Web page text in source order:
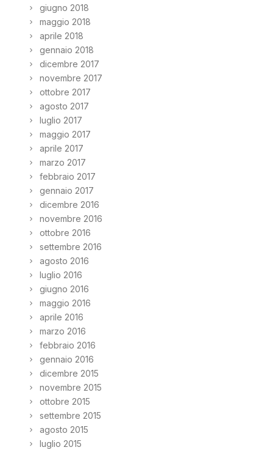
giugno 2018
maggio 2018
aprile 2018
gennaio 2018
dicembre 2017
novembre 2017
ottobre 2017
agosto 2017
luglio 2017
maggio 2017
aprile 2017
marzo 2017
febbraio 2017
gennaio 2017
dicembre 2016
novembre 2016
ottobre 2016
settembre 2016
agosto 2016
luglio 2016
giugno 2016
maggio 2016
aprile 2016
marzo 2016
febbraio 2016
gennaio 2016
dicembre 2015
novembre 2015
ottobre 2015
settembre 2015
agosto 2015
luglio 2015